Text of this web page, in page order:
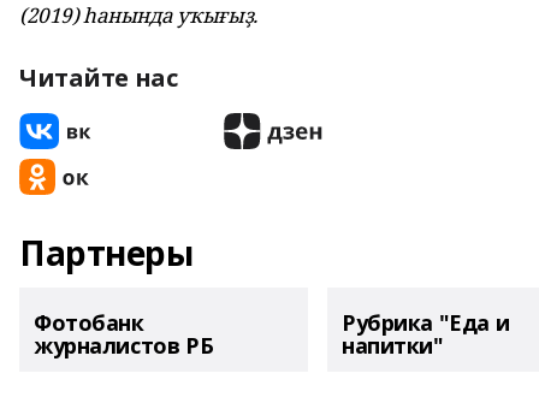
(2019) һанында уҡығыҙ.
Читайте нас
Партнеры
Фотобанк
журналистов РБ
Рубрика "Еда и
напитки"